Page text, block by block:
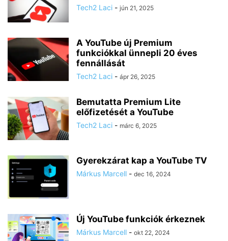
Tech2 Laci - jún 21, 2025
A YouTube új Premium
funkciókkal ünnepli 20 éves
fennállását
Tech2 Laci - ápr 26, 2025
Bemutatta Premium Lite
előfizetését a YouTube
Tech2 Laci - márc 6, 2025
Gyerekzárat kap a YouTube TV
Márkus Marcell - dec 16, 2024
Új YouTube funkciók érkeznek
Márkus Marcell - okt 22, 2024